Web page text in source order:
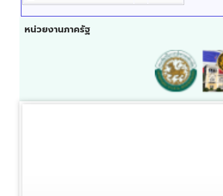
หน่วยงานภาครัฐ